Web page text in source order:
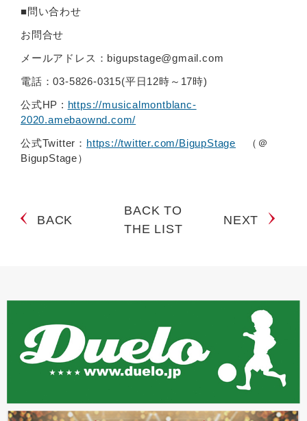
■問い合わせ
お問合せ
メールアドレス：bigupstage@gmail.com
電話：03-5826-0315(平日12時～17時)
公式HP : https://musicalmontblanc-
2020.amebaownd.com/
公式Twitter： https://twitter.com/BigupStage （＠
BigupStage）
BACK
BACK TO
THE LIST
NEXT